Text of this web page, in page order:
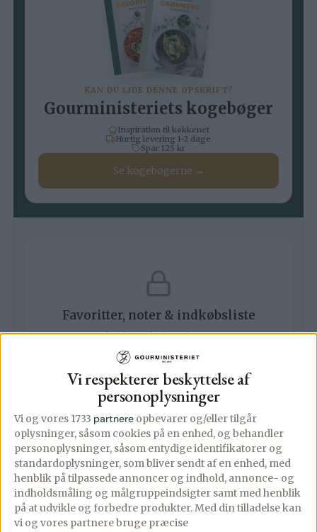
Vi respekterer beskyttelse af
personoplysninger
Vi og vores 1733 partnere opbevarer og/eller tilgår
oplysninger, såsom cookies på en enhed, og behandler
personoplysninger, såsom entydige identifikatorer og
standardoplysninger, som bliver sendt af en enhed, med
henblik på tilpassede annoncer og indhold, annonce- og
indholdsmåling og målgruppeindsigter samt med henblik
på at udvikle og forbedre produkter.Med din tilladelse kan
vi og vores partnere bruge præcise
KAN DU LIDE DENNE OPSKRIFT?
Gourministeriets kogebøger
Inspiration til køkkenet
Hurtig levering 1-2 dage
Spar 125 kr
Se kogebøgerne →
Favoritter, noter & indkøbsliste
Gem opskrifter, skriv private noter og
brug den smarte indkøbsliste — alt
samlet i Gourministeriets app.
Bliv Premium-medlem
Se appen →
Premium fra 24,92 kr/md · Opsig når som
helst